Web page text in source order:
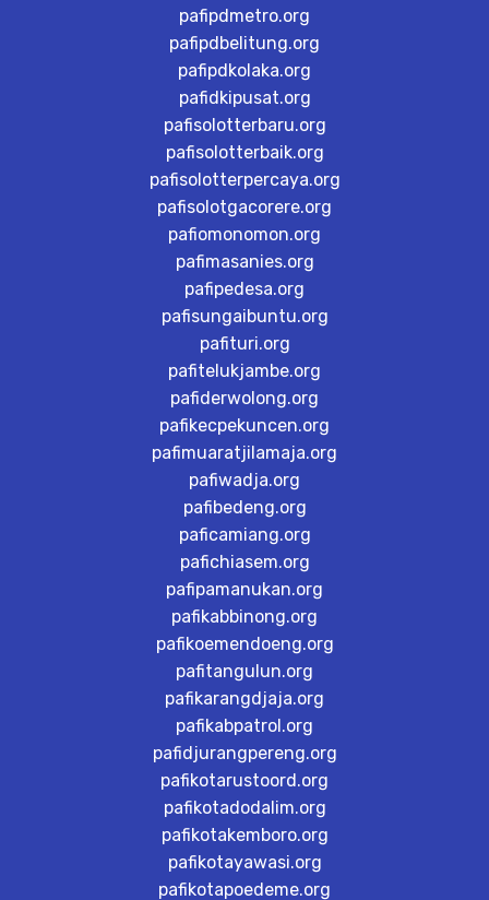
pafipdmetro.org
pafipdbelitung.org
pafipdkolaka.org
pafidkipusat.org
pafisolotterbaru.org
pafisolotterbaik.org
pafisolotterpercaya.org
pafisolotgacorere.org
pafiomonomon.org
pafimasanies.org
pafipedesa.org
pafisungaibuntu.org
pafituri.org
pafitelukjambe.org
pafiderwolong.org
pafikecpekuncen.org
pafimuaratjilamaja.org
pafiwadja.org
pafibedeng.org
paficamiang.org
pafichiasem.org
pafipamanukan.org
pafikabbinong.org
pafikoemendoeng.org
pafitangulun.org
pafikarangdjaja.org
pafikabpatrol.org
pafidjurangpereng.org
pafikotarustoord.org
pafikotadodalim.org
pafikotakemboro.org
pafikotayawasi.org
pafikotapoedeme.org